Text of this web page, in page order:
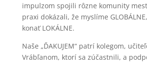
impulzom spojili rôzne komunity
praxi dokázali, že myslíme
konať LOKÁLNE.
Naše „ĎAKUJEM“ patrí kolegom,
Vrábľanom, ktorí sa zúčastnili, a